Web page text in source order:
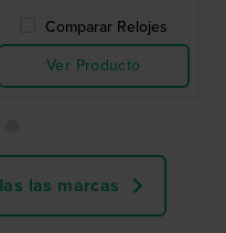
Comparar Relojes
Ver Producto
las marcas